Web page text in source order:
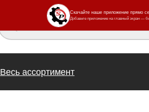
Поиск товаров
Весь ассортимент